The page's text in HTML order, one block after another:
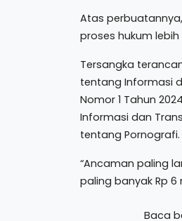
Atas
proses hukum lebih
Tersangka
tentang Informasi
Nomor 1 Tahun
Informasi dan
tentang Pornografi.
“Ancaman paling
paling banyak Rp 6
Baca